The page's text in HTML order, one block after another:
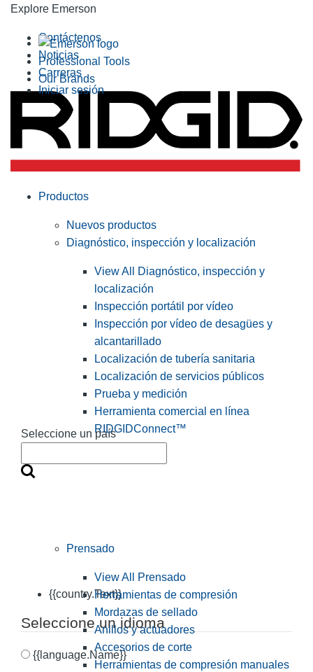
Explore Emerson
Professional Tools
Our Brands
Contáctenos
Noticias
Carreras
Iniciar sesión
Seleccione un país
{{country.Text}}
Seleccione un idioma
{{language.Name}}
Productos
Nuevos productos
Diagnóstico, inspección y localización
View All Diagnóstico, inspección y
localización
Inspección portátil por vídeo
Inspección por vídeo de desagües y
alcantarillado
Localización de tubería sanitaria
Localización de servicios públicos
Prueba y medición
Herramienta comercial en línea
RIDGIDConnect™
Prensado
View All Prensado
Herramientas de compresión
Mordazas de sellado
Anillos y actuadores
Accesorios de corte
Herramientas de compresión manuales